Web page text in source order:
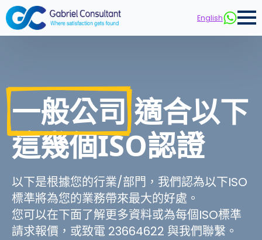
English
一般公司 適合以下
這幾個ISO認證
以下是根據您的行業/部門，我們認為以下ISO
標準將為您的業務帶來最大的好處。
您可以在下面了解更多資料或為每個ISO標準
請求報價，或致電 23664622 與我們聯繫。